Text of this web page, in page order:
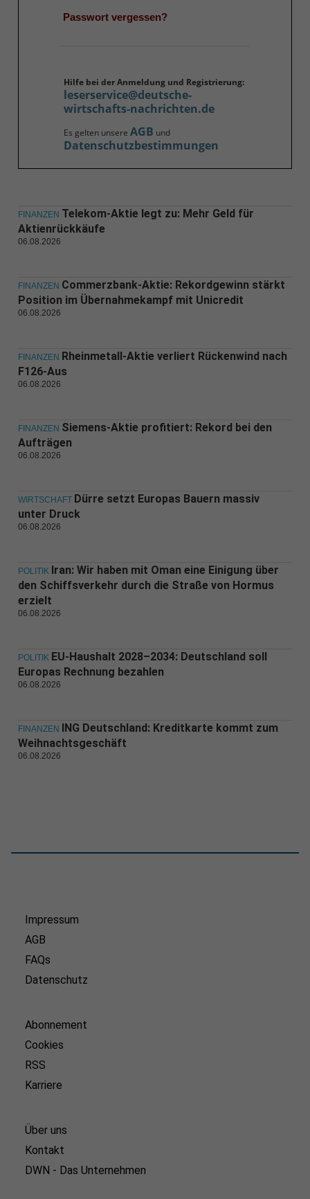
Passwort vergessen?
Hilfe bei der Anmeldung und Registrierung:
leserservice@deutsche-
wirtschafts-nachrichten.de
Es gelten unsere AGB und
Datenschutzbestimmungen
FINANZEN Telekom-Aktie legt zu: Mehr Geld für
Aktienrückkäufe
06.08.2026
FINANZEN Commerzbank-Aktie: Rekordgewinn stärkt
Position im Übernahmekampf mit Unicredit
06.08.2026
FINANZEN Rheinmetall-Aktie verliert Rückenwind nach
F126-Aus
06.08.2026
FINANZEN Siemens-Aktie profitiert: Rekord bei den
Aufträgen
06.08.2026
WIRTSCHAFT Dürre setzt Europas Bauern massiv
unter Druck
06.08.2026
POLITIK Iran: Wir haben mit Oman eine Einigung über
den Schiffsverkehr durch die Straße von Hormus
erzielt
06.08.2026
POLITIK EU-Haushalt 2028–2034: Deutschland soll
Europas Rechnung bezahlen
06.08.2026
FINANZEN
ING Deutschland: Kreditkarte kommt zum
Weihnachtsgeschäft
06.08.2026
Impressum
AGB
FAQs
Datenschutz
Abonnement
Cookies
RSS
Karriere
Über uns
Kontakt
DWN - Das Unternehmen